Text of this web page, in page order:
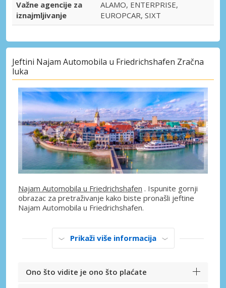
Važne agencije za
iznajmljivanje
ALAMO, ENTERPRISE,
EUROPCAR, SIXT
Jeftini Najam Automobila u Friedrichshafen Zračna
luka
Najam Automobila u Friedrichshafen . Ispunite gornji
obrazac za pretraživanje kako biste pronašli jeftine
Najam Automobila u Friedrichshafen.
Prikaži više informacija
Ono što vidite je ono što plaćate